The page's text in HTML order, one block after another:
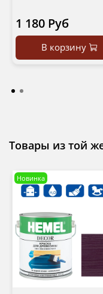
1 180 Руб
В корзину
Товары из той
Новинка